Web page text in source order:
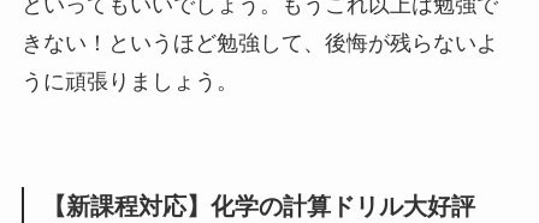
きない！というほど勉強して、後悔が残らないよ
うに頑張りましょう。
【新課程対応】化学の計算ドリル大好評